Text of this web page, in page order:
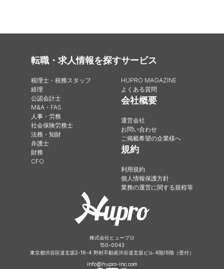
転職・求人情報を探す
税理士・税務スタッフ
経理
公認会計士
M&A・FAS
人事・労務
社会保険労務士
法務・知財
弁護士
財務
CFO
サービス
HUPRO MAGAZINE
よくある質問
会社概要
運営会社
お問い合わせ
ご掲載希望の企業様へ
規約
利用規約
個人情報保護方針
業務の運営に関する規程等
株式会社ヒュープロ
150-0043
東京都渋谷区道玄坂2-16-4 野村不動産渋谷道玄坂ビル 4階/6階（受付）
info@hupro-inc.com